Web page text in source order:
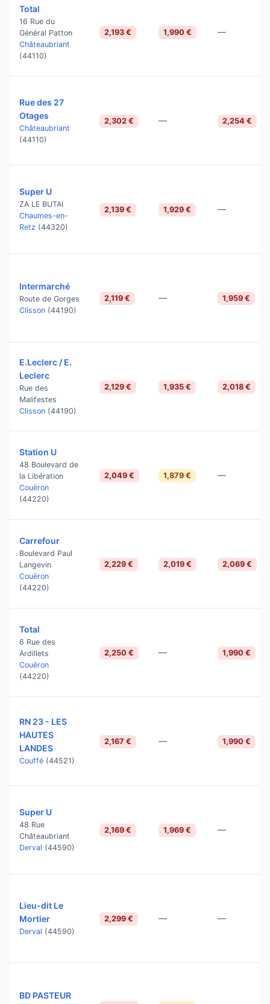
Total
16 Rue du
Général Patton
Châteaubriant
(44110)
2,193 € 1,990 € —
Rue des 27
Otages
Châteaubriant
(44110)
2,302 € — 2,254 €
Super U
ZA LE BUTAI
Chaumes-en-
Retz (44320)
2,139 € 1,929 € —
Intermarché
Route de Gorges
Clisson (44190)
2,119 € — 1,959 €
E.Leclerc / E.
Leclerc
Rue des
Malifestes
Clisson (44190)
2,129 € 1,935 € 2,018 €
Station U
48 Boulevard de
la Libération
Couëron
(44220)
2,049 € 1,879 € —
Carrefour
Boulevard Paul
Langevin
Couëron
(44220)
2,229 € 2,019 € 2,069 €
Total
6 Rue des
Ardillets
Couëron
(44220)
2,250 € — 1,990 €
RN 23 - LES
HAUTES
LANDES
Couffé (44521)
2,167 € — 1,990 €
Super U
48 Rue
Châteaubriant
Derval (44590)
2,169 € 1,969 € —
Lieu-dit Le
Mortier
Derval (44590)
2,299 € — —
BD PASTEUR